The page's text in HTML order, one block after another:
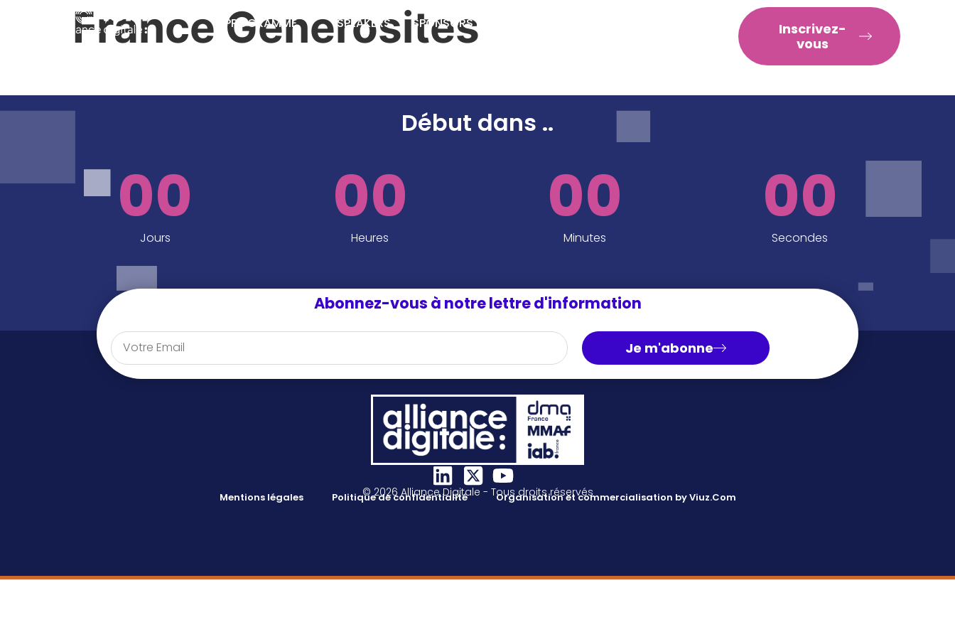
PROGRAMME SPEAKERS SPONSORS ET PARTENAIRES
Inscrivez-
vous
France Generosites
Début dans ..
00
Jours
00
Heures
00
Minutes
00
Secondes
Abonnez-vous à notre lettre d'information
Je m'abonne
© 2026 Alliance Digitale - Tous droits réservés
Mentions légales Politique de confidentialité Organisation et commercialisation by Viuz.Com